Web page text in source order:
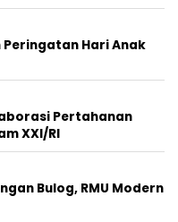
Peringatan Hari Anak
Pertahanan
XXI/RI
Bulog, RMU Modern